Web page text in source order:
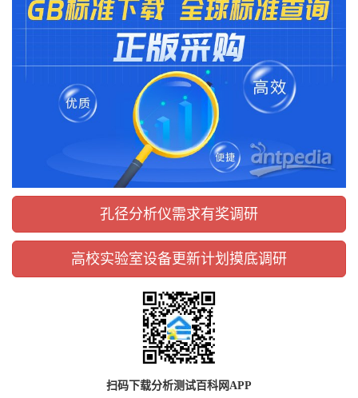
孔径分析仪需求有奖调研
高校实验室设备更新计划摸底调研
扫码下载分析测试百科网APP